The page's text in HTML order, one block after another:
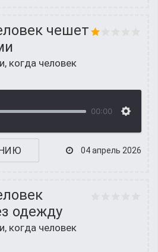
чешет
когда человек
00:00
04 апрель 2026
одежду
когда человек